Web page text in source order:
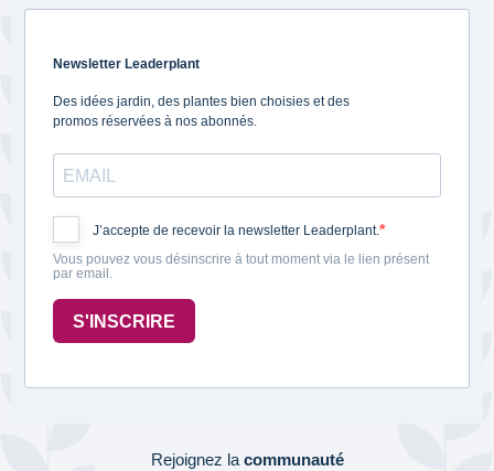
Newsletter Leaderplant
Des idées jardin, des plantes bien choisies et des
promos réservées à nos abonnés.
J’accepte de recevoir la newsletter Leaderplant.
Vous pouvez vous désinscrire à tout moment via le lien présent
par email.
S'INSCRIRE
Rejoignez la communauté